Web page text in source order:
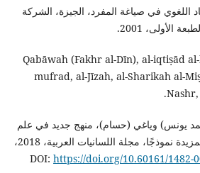
اللغوي في صياغة المفرد، الجيزة، الشركة
الأولى، 2001.
Qabāwah (Fakhr al-Dīn), al-iqtiṣād
mufrad, al-Jīzah, al-Sharikah al-
Nashr,
يونس) وياغي (حسام)، منهج جديد في علم
الدلالة الصرفي: الأفعال المزيدة نموذجًا، مجلة اللسانيات العربية، 2018،
https://doi.org/10.60161/1482-